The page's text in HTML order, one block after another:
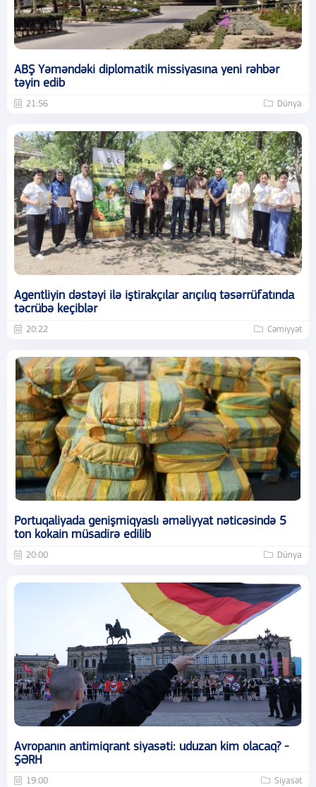
ABŞ Yəməndəki diplomatik missiyasına yeni rəhbər
təyin edib
21:56 Dünya
Agentliyin dəstəyi ilə iştirakçılar arıçılıq təsərrüfatında
təcrübə keçiblər
20:22 Cəmiyyət
Portuqaliyada genişmiqyaslı əməliyyat nəticəsində 5
ton kokain müsadirə edilib
20:00 Dünya
Avropanın antimiqrant siyasəti: uduzan kim olacaq? -
ŞƏRH
19:00 Siyasət